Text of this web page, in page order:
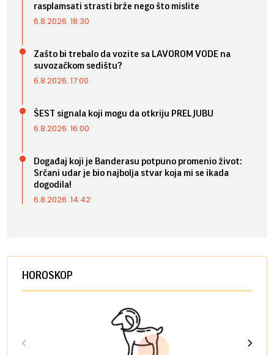
rasplamsati strasti brže nego što mislite
6.8.2026. 18:30
Zašto bi trebalo da vozite sa LAVOROM VODE na
suvozačkom sedištu?
6.8.2026. 17:00
ŠEST signala koji mogu da otkriju PRELJUBU
6.8.2026. 16:00
Događaj koji je Banderasu potpuno promenio život:
Srčani udar je bio najbolja stvar koja mi se ikada
dogodila!
6.8.2026. 14:42
HOROSKOP